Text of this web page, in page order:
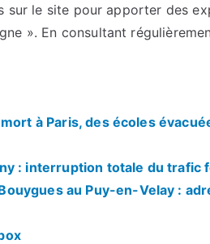
sur le site pour apporter des
». En consultant
à Paris, des écoles
: interruption totale du trafic
au Puy-en-Velay :